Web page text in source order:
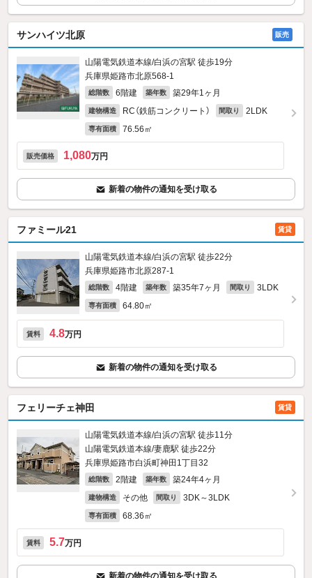
サンハイツ北原 販売
山陽電気鉄道本線/白浜の宮駅 徒歩19分
兵庫県姫路市北原568‐1
総階数 6階建 築年数 築29年1ヶ月
建物構造 RC（鉄筋コンクリート） 間取り 2LDK
専有面積 76.56㎡
販売価格 1,080万円
新着の物件の通知を受け取る
ファミール21 賃貸
山陽電気鉄道本線/白浜の宮駅 徒歩22分
兵庫県姫路市北原287‐1
総階数 4階建 築年数 築35年7ヶ月 間取り 3LDK
専有面積 64.80㎡
賃料 4.8万円
新着の物件の通知を受け取る
フェリーチェ神田 賃貸
山陽電気鉄道本線/白浜の宮駅 徒歩11分
山陽電気鉄道本線/妻鹿駅 徒歩22分
兵庫県姫路市白浜町神田1丁目32
総階数 2階建 築年数 築24年4ヶ月
建物構造 その他 間取り 3DK～3LDK
専有面積 68.36㎡
賃料 5.7万円
新着の物件の通知を受け取る